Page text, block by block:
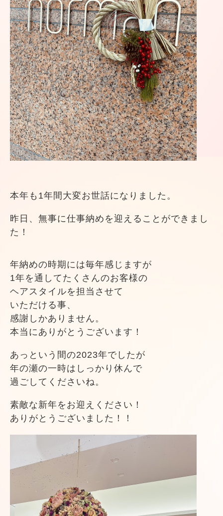
本年も1年間大変お世話になりました。
昨日、無事に仕事納めを迎えることができまし
た！
年納めの時期には毎年感じますが
1年を通してたくさんのお客様の
ヘアスタイルを担当させて
いただける事、
感謝しかありません。
本当にありがとうございます！
あっという間の2023年でしたが
年の瀬の一時はしっかり休んで
過ごしてくださいね。
素敵な新年をお迎えください！
ありがとうございました！！